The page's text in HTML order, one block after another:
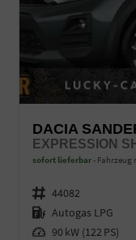
DACIA
EXPRESSION
sofort lieferbar Fahrzeug
Fahrzeugnr. 44082
Kraftstoff Autogas LPG
Leistung 90 kW (122 PS)